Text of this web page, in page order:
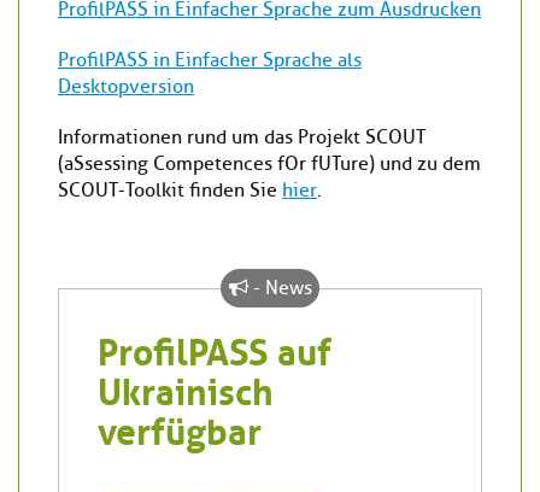
ProfilPASS in Einfacher Sprache zum Ausdrucken
ProfilPASS in Einfacher Sprache als
Desktopversion
Informationen rund um das Projekt SCOUT
(aSsessing Competences fOr fUTure) und zu dem
SCOUT-Toolkit finden Sie hier.
ProfilPASS auf
Ukrainisch
verfügbar
- News